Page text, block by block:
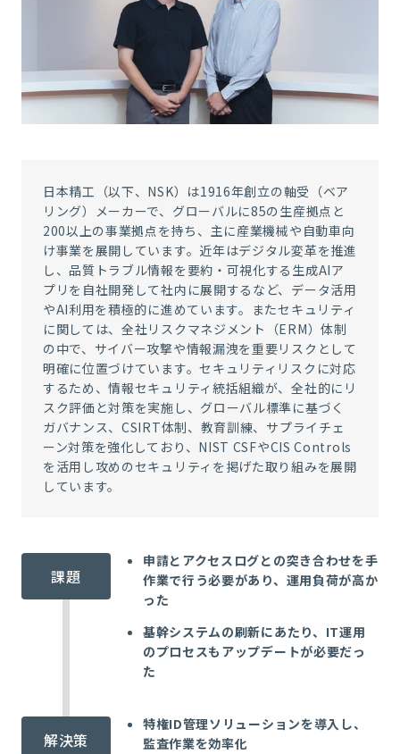
日本精工（以下、NSK）は1916年創立の軸受（ベア
リング）メーカーで、グローバルに85の生産拠点と
200以上の事業拠点を持ち、主に産業機械や自動車向
け事業を展開しています。近年はデジタル変革を推進
し、品質トラブル情報を要約・可視化する生成AIア
プリを自社開発して社内に展開するなど、データ活用
やAI利用を積極的に進めています。またセキュリティ
に関しては、全社リスクマネジメント（ERM）体制
の中で、サイバー攻撃や情報漏洩を重要リスクとして
明確に位置づけています。セキュリティリスクに対応
するため、情報セキュリティ統括組織が、全社的にリ
スク評価と対策を実施し、グローバル標準に基づく
ガバナンス、CSIRT体制、教育訓練、サプライチェ
ーン対策を強化しており、NIST CSFやCIS Controls
を活用し攻めのセキュリティを掲げた取り組みを展開
しています。
課題
申請とアクセスログとの突き合わせを手
作業で行う必要があり、運用負荷が高か
った
基幹システムの刷新にあたり、IT運用
のプロセスもアップデートが必要だっ
た
解決策
特権ID管理ソリューションを導入し、
監査作業を効率化